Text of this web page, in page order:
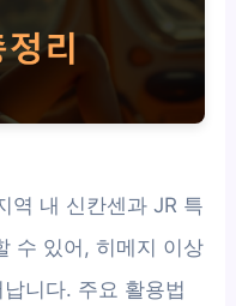
역 내 신칸센과 JR 특
수 있어, 히메지 이상
니다. 주요 활용법